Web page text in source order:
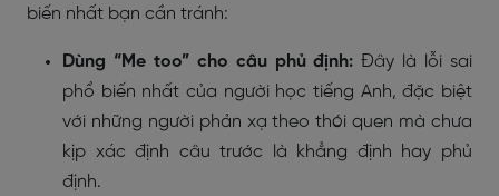
biến nhất bạn cần tránh:
Dùng “Me too” cho câu phủ định:Đây là lỗi sai
phổ biến nhất của người học tiếng Anh, đặc biệt
với những người phản xạ theo thói quen mà chưa
kịp xác định câu trước là khẳng định hay phủ
định.